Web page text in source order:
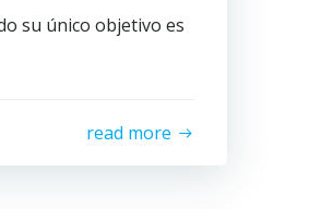
su único objetivo es
read more